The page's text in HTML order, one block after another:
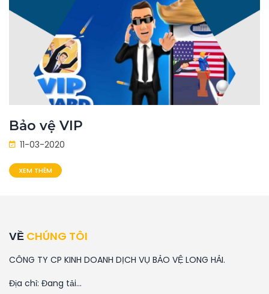
Bảo vệ VIP
11-03-2020
XEM THÊM
VỀ CHÚNG TÔI
CÔNG TY CP KINH DOANH DỊCH VỤ BẢO VỆ LONG HẢI.
Địa chỉ: Đang tải...